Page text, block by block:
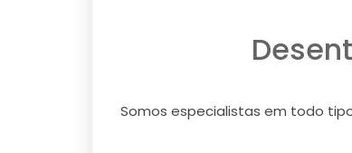
Somos especialistas em todo